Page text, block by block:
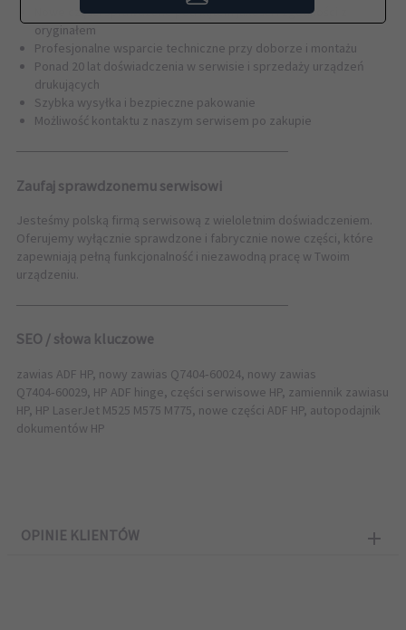
Nowe części sprawdzone pod kątem jakości i zgodności z
oryginałem
Profesjonalne wsparcie techniczne przy doborze i montażu
Ponad 20 lat doświadczenia w serwisie i sprzedaży urządzeń
drukujących
Szybka wysyłka i bezpieczne pakowanie
Możliwość kontaktu z naszym serwisem po zakupie
──────────────────────────────
Zaufaj sprawdzonemu serwisowi
Jesteśmy polską firmą serwisową z wieloletnim doświadczeniem.
Oferujemy wyłącznie sprawdzone i fabrycznie nowe części, które
zapewniają pełną funkcjonalność i niezawodną pracę w Twoim
urządzeniu.
──────────────────────────────
SEO / słowa kluczowe
zawias ADF HP, nowy zawias Q7404‑60024, nowy zawias
Q7404‑60029, HP ADF hinge, części serwisowe HP, zamiennik zawiasu
HP, HP LaserJet M525 M575 M775, nowe części ADF HP, autopodajnik
dokumentów HP
OPINIE KLIENTÓW